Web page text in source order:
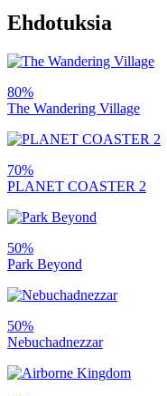
Ehdotuksia
80%
The Wandering Village
70%
PLANET COASTER 2
50%
Park Beyond
50%
Nebuchadnezzar